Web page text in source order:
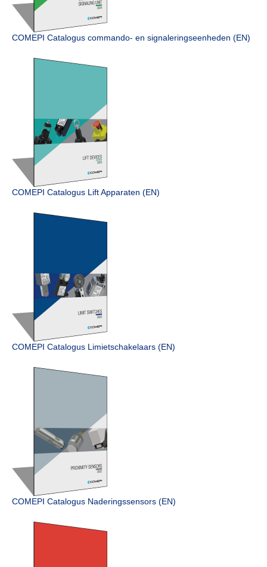
COMEPI Catalogus commando- en signalerings­eenheden (EN)
COMEPI Catalogus Lift Apparaten (EN)
COMEPI Catalogus Limietschakelaars (EN)
COMEPI Catalogus Naderings­sensors (EN)